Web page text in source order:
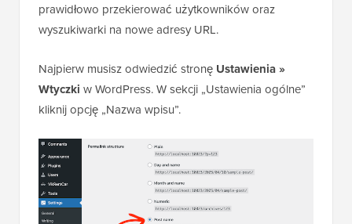
prawidłowo przekierować użytkowników oraz
wyszukiwarki na nowe adresy URL.
Najpierw musisz odwiedzić stronę Ustawienia »
Wtyczki w WordPress. W sekcji „Ustawienia ogólne”
kliknij opcję „Nazwa wpisu”.